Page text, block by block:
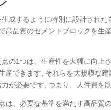
成するように特別に設計され
品質のセメントブロックを生
の1つは、生産性を大幅に向上
できます, それらを大規模な
が必要です, つまり、人件費を
、必要な基準を満たす高品質